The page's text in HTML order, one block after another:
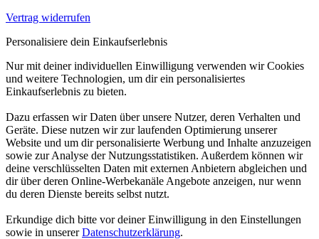
Vertrag widerrufen
Personalisiere dein Einkaufserlebnis
Nur mit deiner individuellen Einwilligung verwenden wir Cookies
und weitere Technologien, um dir ein personalisiertes
Einkaufserlebnis zu bieten.
Dazu erfassen wir Daten über unsere Nutzer, deren Verhalten und
Geräte. Diese nutzen wir zur laufenden Optimierung unserer
Website und um dir personalisierte Werbung und Inhalte anzuzeigen
sowie zur Analyse der Nutzungsstatistiken. Außerdem können wir
deine verschlüsselten Daten mit externen Anbietern abgleichen und
dir über deren Online-Werbekanäle Angebote anzeigen, nur wenn
du deren Dienste bereits selbst nutzt.
Erkundige dich bitte vor deiner Einwilligung in den Einstellungen
sowie in unsererDatenschutzerklärung.